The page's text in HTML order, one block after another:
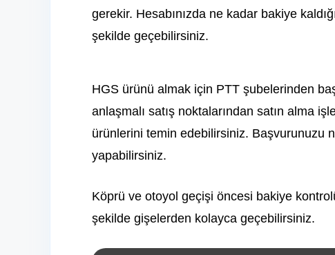
gerekir. Hesabınızda ne kadar bakiye
şekilde geçebilirsiniz.
HGS ürünü almak için PTT şubelerinden
anlaşmalı satış noktalarından satın alma
ürünlerini temin edebilirsiniz. Başvurunuzu
yapabilirsiniz.
Köprü ve otoyol geçişi öncesi bakiye
şekilde gişelerden kolayca geçebilirsiniz.